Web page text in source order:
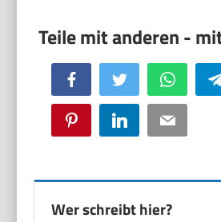
Facebook Twitter WhatsApp
Pinterest LinkedIn Email
Wer schreibt hier?